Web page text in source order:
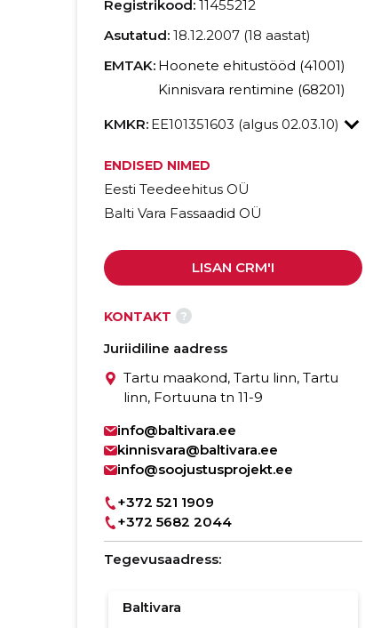
Registrikood: 11455212
Asutatud: 18.12.2007 (18 aastat)
EMTAK: Hoonete ehitustööd (41001)
Kinnisvara rentimine (68201)
KMKR: EE101351603 (algus 02.03.10)
ENDISED NIMED
Eesti Teedeehitus OÜ
Balti Vara Fassaadid OÜ
LISAN CRM'I
KONTAKT ?
Juriidiline aadress
Tartu maakond, Tartu linn, Tartu
linn, Fortuuna tn 11-9
info@baltivara.ee
kinnisvara@baltivara.ee
info@soojustusprojekt.ee
+372 521 1909
+372 5682 2044
Tegevusaadress:
Baltivara